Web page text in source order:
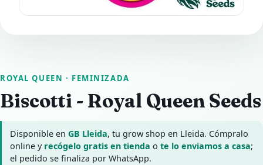
ROYAL QUEEN · FEMINIZADA
Biscotti - Royal Queen Seeds
Disponible enGB Lleida, tu grow shop en Lleida. Cómpralo
online y recógelo gratis en tienda ote lo enviamos a casa;
el pedido se finaliza por WhatsApp.